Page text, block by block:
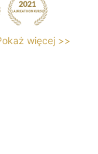
więcej >>